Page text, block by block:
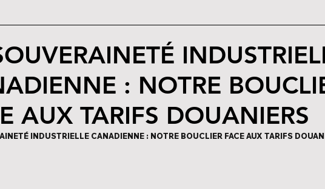
: NOTRE
AUX TARIFS DOUANIERS
INDUSTRIELLE CANADIENNE : NOTRE BOUCLIER FACE AUX TARIFS